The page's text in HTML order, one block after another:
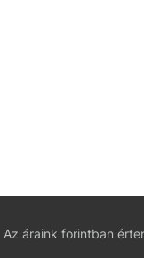
Az áraink forintban